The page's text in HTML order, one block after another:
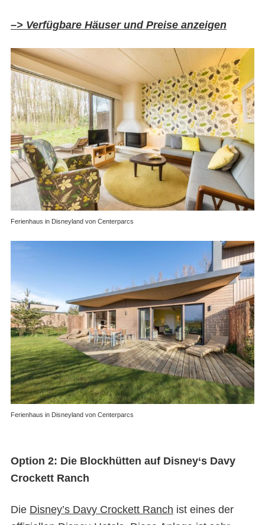
–> Verfügbare Häuser und Preise anzeigen
Ferienhaus in Disneyland von Centerparcs
Ferienhaus in Disneyland von Centerparcs
Option 2: Die Blockhütten auf Disney‘s Davy
Crockett Ranch
Die Disney’s Davy Crockett Ranch ist eines der